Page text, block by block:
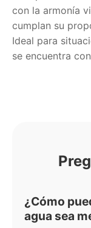
con la armonía
cumplan su
Ideal para
se encuentra
¿Cómo
agua sea